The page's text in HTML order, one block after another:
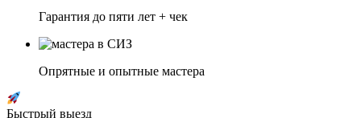
Гарантия до пяти лет + чек
Опрятные и опытные мастера
Быстрый выезд